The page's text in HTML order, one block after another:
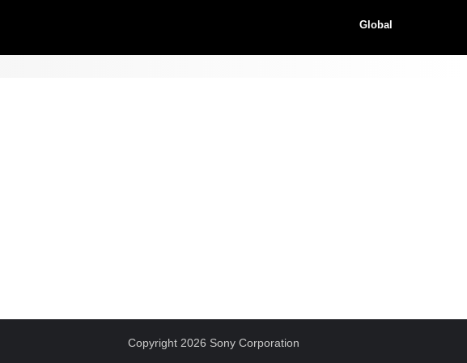
Global
Copyright 2026 Sony Corporation